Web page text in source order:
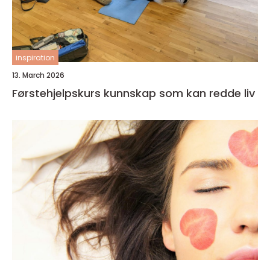
inspiration
13. March 2026
Førstehjelpskurs kunnskap som kan redde liv